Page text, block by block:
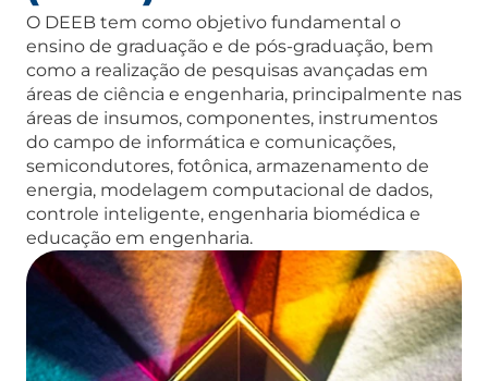
O DEEB tem como objetivo fundamental o
ensino de graduação e de pós-graduação, bem
como a realização de pesquisas avançadas em
áreas de ciência e engenharia, principalmente nas
áreas de insumos, componentes, instrumentos
do campo de informática e comunicações,
semicondutores, fotônica, armazenamento de
energia, modelagem computacional de dados,
controle inteligente, engenharia biomédica e
educação em engenharia.